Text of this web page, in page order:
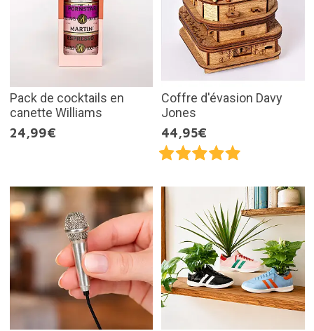
Pack de cocktails en
canette Williams
24,99€
Coffre d'évasion Davy
Jones
44,95€